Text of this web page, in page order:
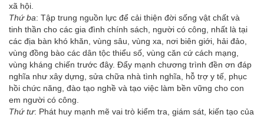
xã hội.
Thứ ba: Tập trung nguồn lực để cải thiện đời sống vật chất và
tinh thần cho các gia đình chính sách, người có công, nhất là tại
các địa bàn khó khăn, vùng sâu, vùng xa, nơi biên giới, hải đảo,
vùng đồng bào các dân tộc thiểu số, vùng căn cứ cách mạng,
vùng kháng chiến trước đây. Đẩy mạnh chương trình đền ơn đáp
nghĩa như xây dựng, sửa chữa nhà tình nghĩa, hỗ trợ y tế, phục
hồi chức năng, đào tạo nghề và tạo việc làm bền vững cho con
em người có công.
Thứ tư: Phát huy mạnh mẽ vai trò kiểm tra, giám sát, kiến tạo của